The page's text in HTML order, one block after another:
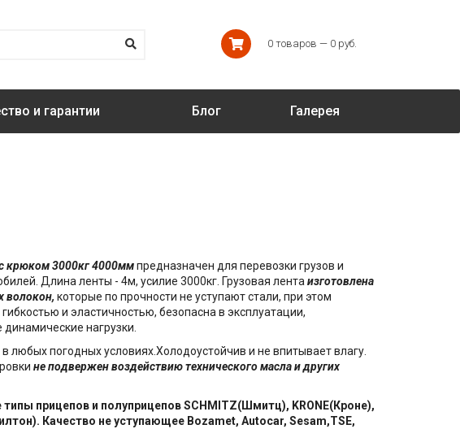
0 товаров — 0 руб.
и гарантии Блог Галерея
крюком 3000кг 4000ммпредназначен для перевозки грузов и
Длина ленты - 4м, усилие 3000кг. Грузовая лента изготовлена
волокон, которые по прочности не уступают стали, при этом
и эластичностью, безопасна в эксплуатации,
нагрузки.
любых погодных условиях.Холодоустойчив и не впитывает влагу.
не подвержен воздействию технического масла и других
прицепов и полуприцепов SCHMITZ(Шмитц), KRONE(Кроне),
Качество не уступающее Bozamet, Autocar, Sesam,TSE,